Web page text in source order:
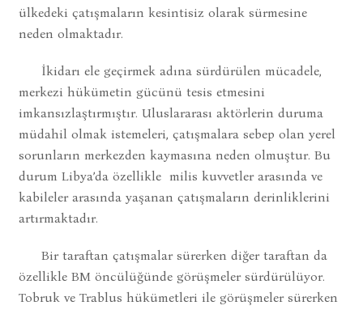
ülkedeki çatışmaların kesintisiz olarak sürmesine
neden olmaktadır.
İkidarı ele geçirmek adına sürdürülen mücadele,
merkezi hükümetin gücünü tesis etmesini
imkansızlaştırmıştır. Uluslararası aktörlerin duruma
müdahil olmak istemeleri, çatışmalara sebep olan yerel
sorunların merkezden kaymasına neden olmuştur. Bu
durum Libya’da özellikle milis kuvvetler arasında ve
kabileler arasında yaşanan çatışmaların derinliklerini
artırmaktadır.
Bir taraftan çatışmalar sürerken diğer taraftan da
özellikle BM öncülüğünde görüşmeler sürdürülüyor.
Tobruk ve Trablus hükümetleri ile görüşmeler sürerken